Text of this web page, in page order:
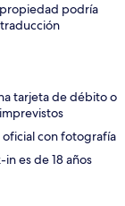
podría
tarjeta de débito o
con fotografía
es de 18 años